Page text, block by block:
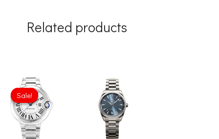
Related products
Sale!
Sale!
Original
price
was:
£301.00.